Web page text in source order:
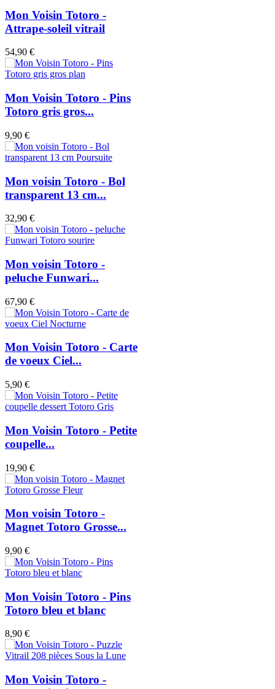
Mon Voisin Totoro -
Attrape-soleil vitrail
54,90 €
Mon Voisin Totoro - Pins
Totoro gris gros...
9,90 €
Mon voisin Totoro - Bol
transparent 13 cm...
32,90 €
Mon voisin Totoro -
peluche Funwari...
67,90 €
Mon Voisin Totoro - Carte
de voeux Ciel...
5,90 €
Mon Voisin Totoro - Petite
coupelle...
19,90 €
Mon voisin Totoro -
Magnet Totoro Grosse...
9,90 €
Mon Voisin Totoro - Pins
Totoro bleu et blanc
8,90 €
Mon Voisin Totoro -